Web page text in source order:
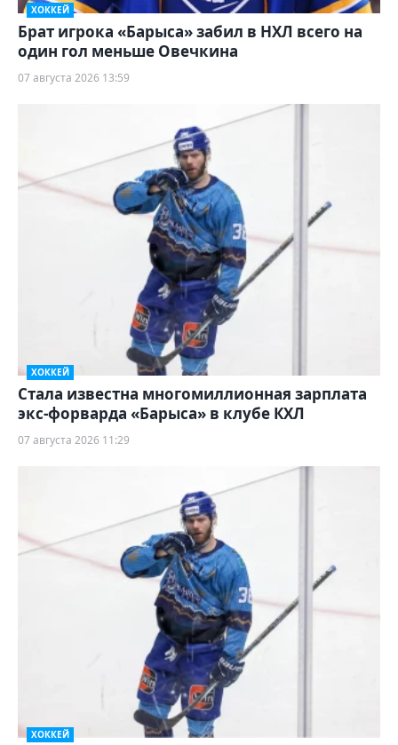
ХОККЕЙ
Брат игрока «Барыса» забил в НХЛ всего на
один гол меньше Овечкина
07 августа 2026 13:59
ХОККЕЙ
Стала известна многомиллионная зарплата
экс-форварда «Барыса» в клубе КХЛ
07 августа 2026 11:29
ХОККЕЙ